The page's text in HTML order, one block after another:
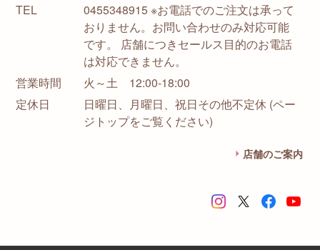
TEL
0455348915 ※お電話でのご注文は承って
おりません。お問い合わせのみ対応可能
です。 店舗につきセールス目的のお電話
は対応できません。
営業時間
火～土 12:00-18:00
定休日
日曜日、月曜日、祝日その他不定休 (ペー
ジトップをご覧ください)
店舗のご案内